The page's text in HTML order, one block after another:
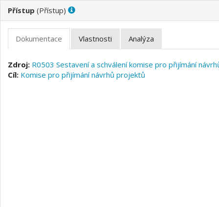
( )
R0503 Sestavení a schválení komise pro přijímání
Komise pro přijímání návrhů projektů